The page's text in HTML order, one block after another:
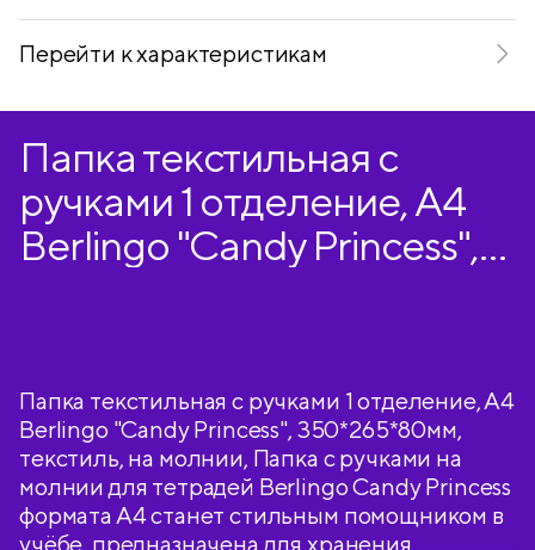
Перейти к характеристикам
Папка текстильная с
ручками 1 отделение, А4
Berlingo "Candy Princess",
Папка текстильная с ручками 1 отделение, А4
Berlingo "Candy Princess", 350*265*80мм,
текстиль, на молнии, Папка с ручками на
молнии для тетрадей Berlingo Candy Princess
формата А4 станет стильным помощником в
учёбе, предназначена для хранения